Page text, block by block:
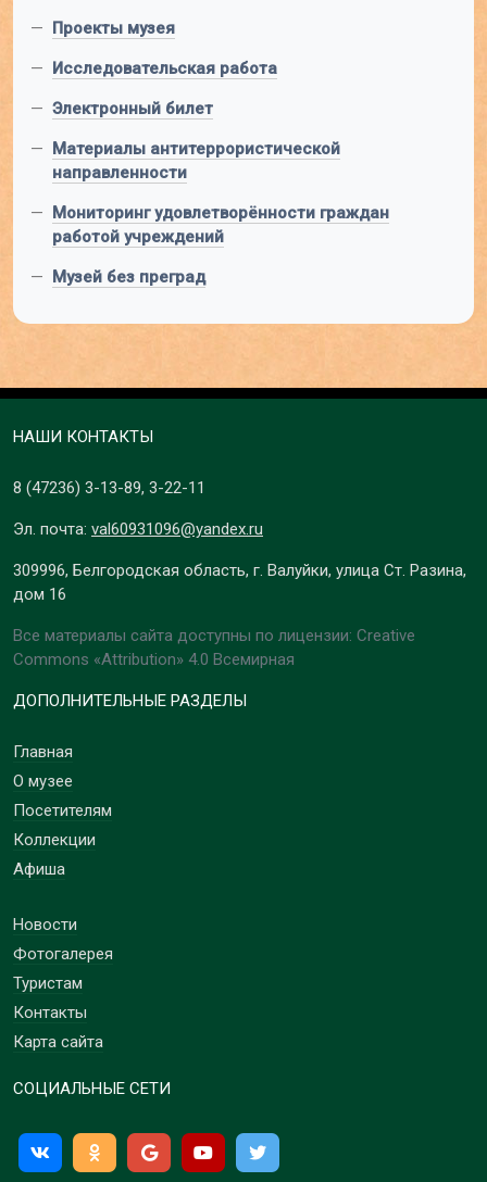
— Проекты музея
— Исследовательская работа
— Электронный билет
—
Материалы антитеррористической
направленности
—
Мониторинг удовлетворённости граждан
работой учреждений
— Музей без преград
НАШИ КОНТАКТЫ
8 (47236) 3-13-89, 3-22-11
Эл. почта: val60931096@yandex.ru
309996, Белгородская область, г. Валуйки, улица Ст. Разина,
дом 16
Все материалы сайта доступны по лицензии: Creative
Commons «Attribution» 4.0 Всемирная
ДОПОЛНИТЕЛЬНЫЕ РАЗДЕЛЫ
Главная
О музее
Посетителям
Коллекции
Афиша
Новости
Фотогалерея
Туристам
Контакты
Карта сайта
СОЦИАЛЬНЫЕ СЕТИ